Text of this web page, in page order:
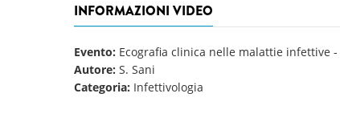
INFORMAZIONI VIDEO
Evento: Ecografia clinica nelle malattie infettive -
Autore: S. Sani
Categoria: Infettivologia